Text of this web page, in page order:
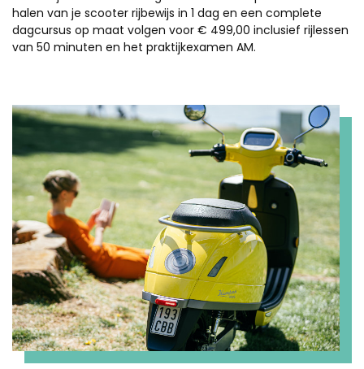
halen van je scooter rijbewijs in 1 dag en een complete
dagcursus op maat volgen voor € 499,00 inclusief rijlessen
van 50 minuten en het praktijkexamen AM.